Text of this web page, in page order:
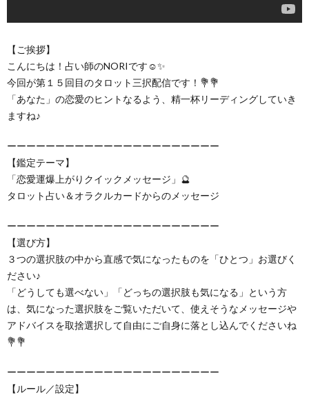
【ご挨拶】
こんにちは！占い師のNORIです☺️✨
今回が第１５回目のタロット三択配信です！💐💐
「あなた」の恋愛のヒントなるよう、精一杯リーディングしていき
ますね♪
ーーーーーーーーーーーーーーーーーーーーーー
【鑑定テーマ】
「恋愛運爆上がりクイックメッセージ」🔮
タロット占い＆オラクルカードからのメッセージ
ーーーーーーーーーーーーーーーーーーーーーー
【選び方】
３つの選択肢の中から直感で気になったものを「ひとつ」お選びく
ださい♪
「どうしても選べない」「どっちの選択肢も気になる」という方
は、気になった選択肢をご覧いただいて、使えそうなメッセージや
アドバイスを取捨選択して自由にご自身に落とし込んでくださいね
💐💐
ーーーーーーーーーーーーーーーーーーーーーー
【ルール／設定】